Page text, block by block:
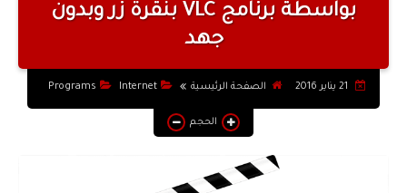
الكمبيوتر
أنظمة التشغيل
بواسطة برنامج VLC بنقرة زر وبدون
جهد
الصفحة الرئيسية Internet
Programs
الحجم